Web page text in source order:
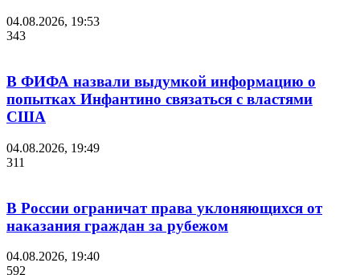
04.08.2026, 19:53
343
В ФИФА назвали выдумкой информацию о
попытках Инфантино связаться с властями
США
04.08.2026, 19:49
311
В России ограничат права уклоняющихся от
наказания граждан за рубежом
04.08.2026, 19:40
592